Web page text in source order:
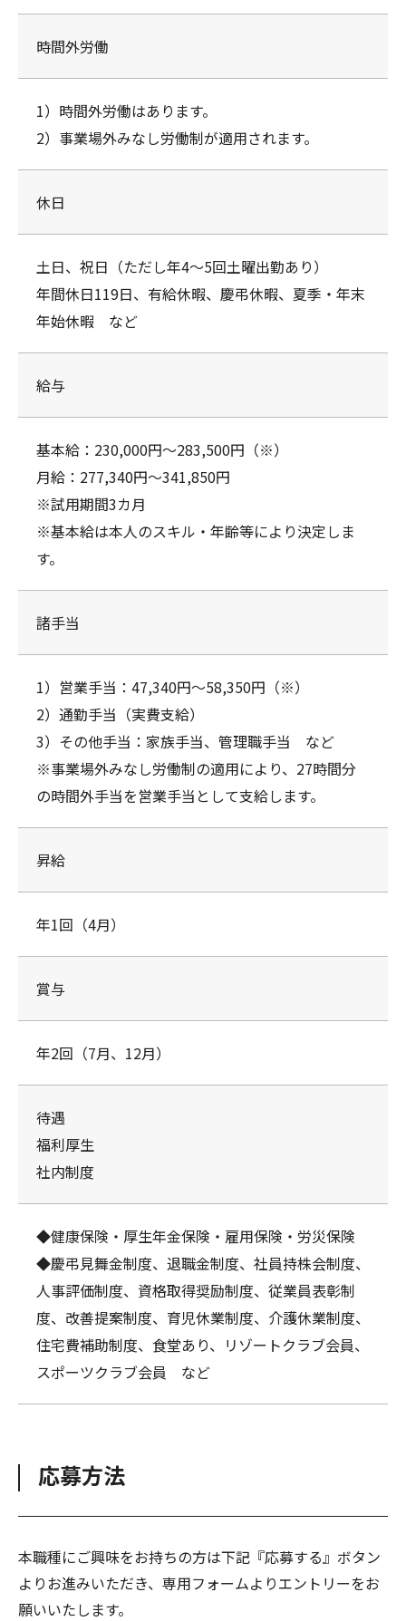
時間外労働
1）時間外労働はあります。
2）事業場外みなし労働制が適用されます。
休日
土日、祝日（ただし年4～5回土曜出勤あり）
年間休日119日、有給休暇、慶弔休暇、夏季・年末
年始休暇 など
給与
基本給：230,000円～283,500円（※）
月給：277,340円～341,850円
※試用期間3カ月
※基本給は本人のスキル・年齢等により決定しま
す。
諸手当
1）営業手当：47,340円～58,350円（※）
2）通勤手当（実費支給）
3）その他手当：家族手当、管理職手当 など
※事業場外みなし労働制の適用により、27時間分
の時間外手当を営業手当として支給します。
昇給
年1回（4月）
賞与
年2回（7月、12月）
待遇
福利厚生
社内制度
◆健康保険・厚生年金保険・雇用保険・労災保険
◆慶弔見舞金制度、退職金制度、社員持株会制度、
人事評価制度、資格取得奨励制度、従業員表彰制
度、改善提案制度、育児休業制度、介護休業制度、
住宅費補助制度、食堂あり、リゾートクラブ会員、
スポーツクラブ会員 など
応募方法
本職種にご興味をお持ちの方は下記『応募する』ボタン
よりお進みいただき、専用フォームよりエントリーをお
願いいたします。